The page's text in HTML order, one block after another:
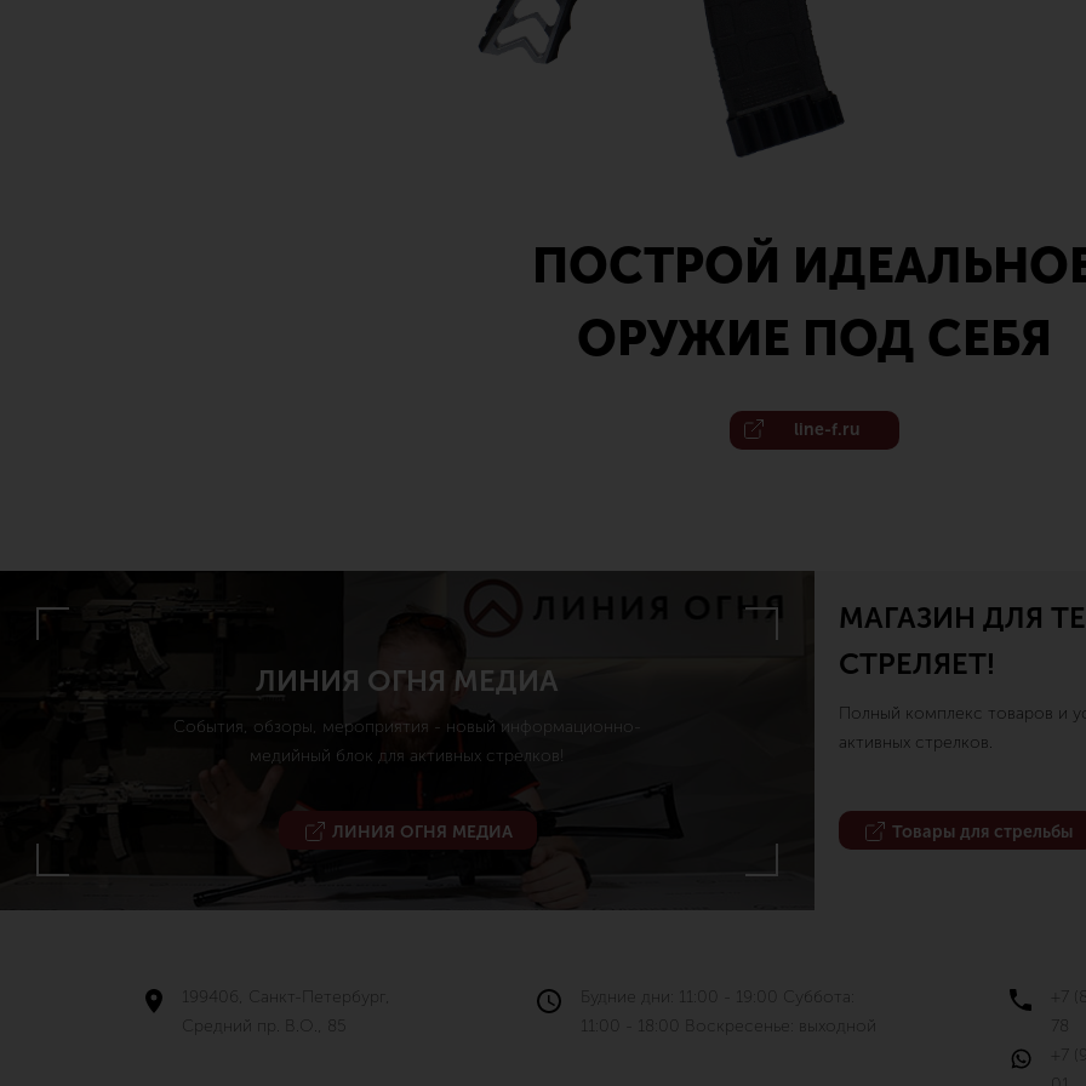
ПОСТРОЙ
ОРУЖИЕ ПОД СЕБЯ
line-f.ru
ЛИНИЯ ОГНЯ МЕДИА
События, обзоры, мероприятия - новый информационно-
медийный блок для активных стрелков!
ЛИНИЯ ОГНЯ МЕДИА
МАГАЗИН ДЛЯ
СТРЕЛЯЕТ!
Полный комплекс товаров и
активных стрелков.
Товары для стрельбы
199406, Санкт-Петербург,
Средний пр. В.О., 85
Будние дни: 11:00 - 19:00 Суббота:
11:00 - 18:00 Воскресенье: выходной
+7
78
+7